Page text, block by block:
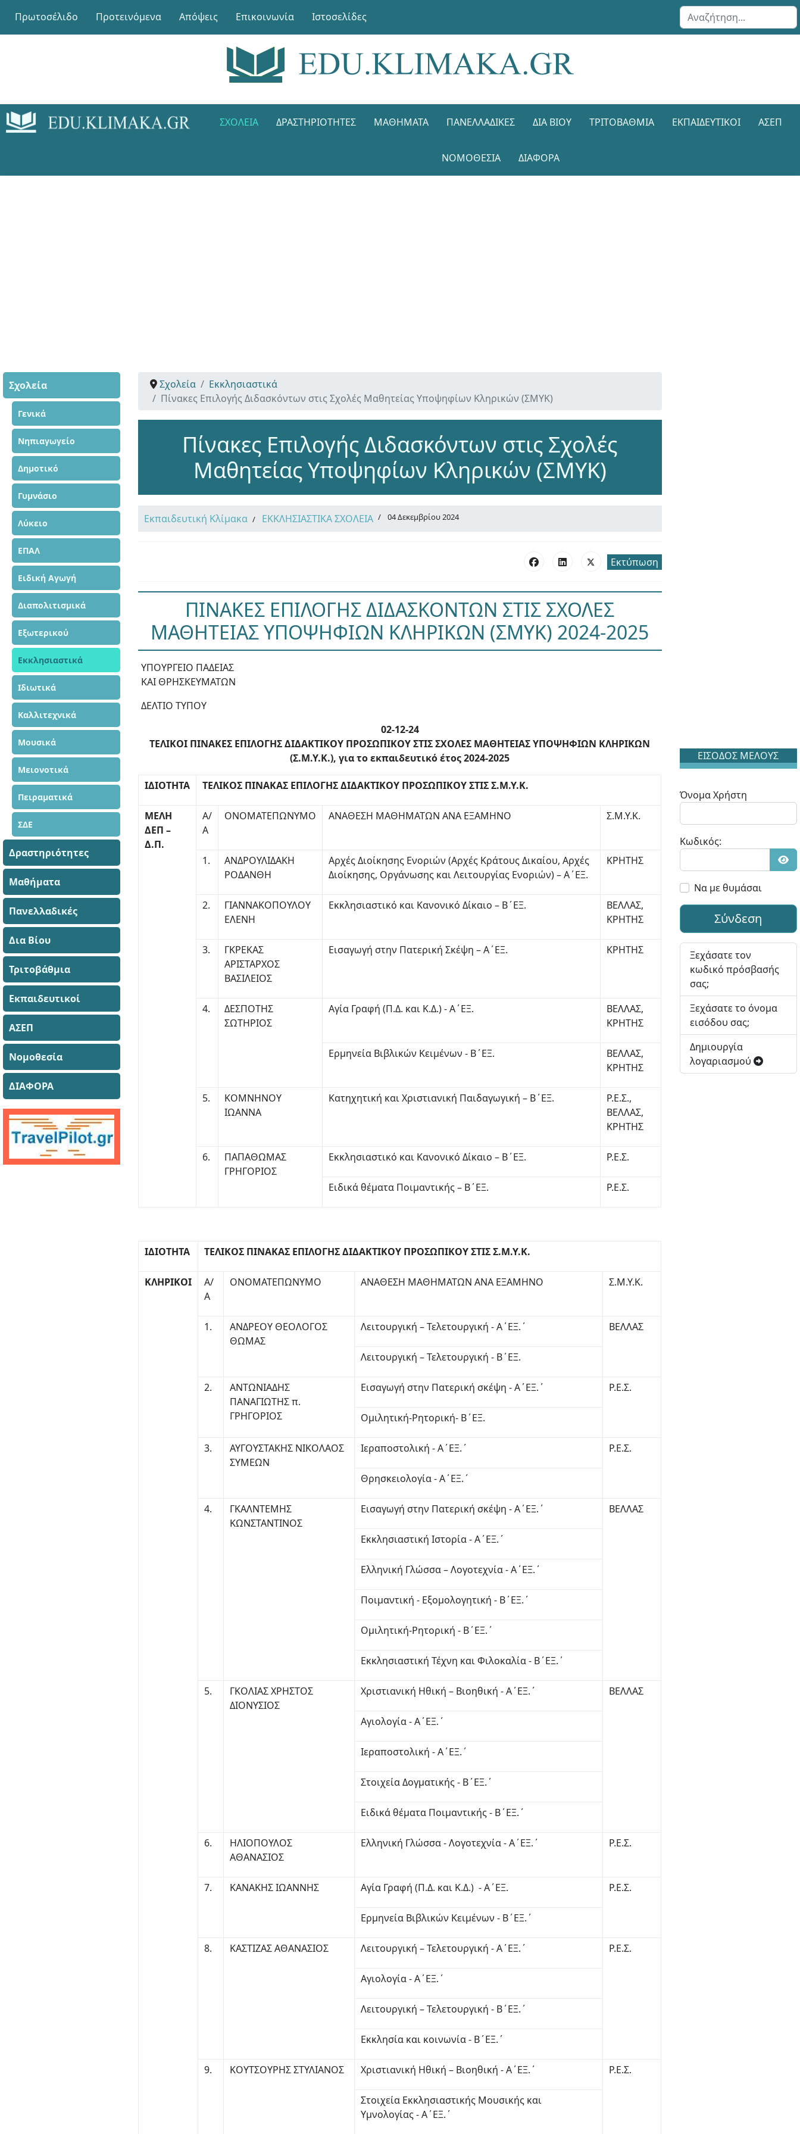
Πρωτοσέλιδο Προτεινόμενα Απόψεις Επικοινωνία Ιστοσελίδες Αναζήτηση...
ΣΧΟΛΕΊΑ ΔΡΑΣΤΗΡΙΌΤΗΤΕΣ ΜΑΘΉΜΑΤΑ ΠΑΝΕΛΛΑΔΙΚΈΣ ΔΙΑ ΒΊΟΥ ΤΡΙΤΟΒΆΘΜΙΑ ΕΚΠΑΙΔΕΥΤΙΚΟΊ ΑΣΕΠ
ΝΟΜΟΘΕΣΊΑ ΔΙΑΦΟΡΑ
Σχολεία
Γενικά
Νηπιαγωγείο
Δημοτικό
Γυμνάσιο
Λύκειο
ΕΠΑΛ
Ειδική Αγωγή
Διαπολιτισμικά
Εξωτερικού
Εκκλησιαστικά
Ιδιωτικά
Καλλιτεχνικά
Μουσικά
Μειονοτικά
Πειραματικά
ΣΔΕ
Δραστηριότητες
Μαθήματα
Πανελλαδικές
Δια Βίου
Τριτοβάθμια
Εκπαιδευτικοί
ΑΣΕΠ
Νομοθεσία
ΔΙΑΦΟΡΑ
Σχολεία
Εκκλησιαστικά
Πίνακες Επιλογής Διδασκόντων στις Σχολές Μαθητείας Υποψηφίων Κληρικών (ΣΜΥΚ)
Πίνακες Επιλογής Διδασκόντων στις Σχολές
Μαθητείας Υποψηφίων Κληρικών (ΣΜΥΚ)
Εκπαιδευτική Κλίμακα ΕΚΚΛΗΣΙΑΣΤΙΚΑ ΣΧΟΛΕΙΑ 04 Δεκεμβρίου 2024
Εκτύπωση
ΠΙΝΑΚΕΣ ΕΠΙΛΟΓΗΣ ΔΙΔΑΣΚΟΝΤΩΝ ΣΤΙΣ ΣΧΟΛΕΣ
ΜΑΘΗΤΕΙΑΣ ΥΠΟΨΗΦΙΩΝ ΚΛΗΡΙΚΩΝ (ΣΜΥΚ) 2024-2025
ΥΠΟΥΡΓΕΙΟ ΠΑΔΕΙΑΣ
ΚΑΙ ΘΡΗΣΚΕΥΜΑΤΩΝ
ΔΕΛΤΙΟ ΤΥΠΟΥ
02-12-24
ΤΕΛΙΚΟΙ ΠΙΝΑΚΕΣ ΕΠΙΛΟΓΗΣ ΔΙΔΑΚΤΙΚΟΥ ΠΡΟΣΩΠΙΚΟΥ ΣΤΙΣ ΣΧΟΛΕΣ ΜΑΘΗΤΕΙΑΣ ΥΠΟΨΗΦΙΩΝ ΚΛΗΡΙΚΩΝ
(Σ.Μ.Υ.Κ.), για το εκπαιδευτικό έτος 2024-2025
ΙΔΙΟΤΗΤΑ ΤΕΛΙΚΟΣ ΠΙΝΑΚΑΣ ΕΠΙΛΟΓΗΣ ΔΙΔΑΚΤΙΚΟΥ ΠΡΟΣΩΠΙΚΟΥ ΣΤΙΣ Σ.Μ.Υ.Κ.
ΜΕΛΗ
ΔΕΠ –
Δ.Π.
Α/
Α
ΟΝΟΜΑΤΕΠΩΝΥΜΟ ΑΝΑΘΕΣΗ ΜΑΘΗΜΑΤΩΝ ΑΝΑ ΕΞΑΜΗΝΟ Σ.Μ.Υ.Κ.
1.
ΑΝΔΡΟΥΛΙΔΑΚΗ
ΡΟΔΑΝΘΗ
Αρχές Διοίκησης Ενοριών (Αρχές Κράτους Δικαίου, Αρχές
Διοίκησης, Οργάνωσης και Λειτουργίας Ενοριών) – Α΄ΕΞ.
ΚΡΗΤΗΣ
2.
ΓΙΑΝΝΑΚΟΠΟΥΛΟΥ
ΕΛΕΝΗ
Εκκλησιαστικό και Κανονικό Δίκαιο – Β΄ΕΞ.
ΒΕΛΛΑΣ,
ΚΡΗΤΗΣ
3.
ΓΚΡΕΚΑΣ
ΑΡΙΣΤΑΡΧΟΣ
ΒΑΣΙΛΕΙΟΣ
Εισαγωγή στην Πατερική Σκέψη – Α΄ΕΞ. ΚΡΗΤΗΣ
4.
ΔΕΣΠΟΤΗΣ
ΣΩΤΗΡΙΟΣ
Αγία Γραφή (Π.Δ. και Κ.Δ.) - Α΄ΕΞ.
ΒΕΛΛΑΣ,
ΚΡΗΤΗΣ
Ερμηνεία Βιβλικών Κειμένων - Β΄ΕΞ.
ΒΕΛΛΑΣ,
ΚΡΗΤΗΣ
5.
ΚΟΜΝΗΝΟΥ
ΙΩΑΝΝΑ
Κατηχητική και Χριστιανική Παιδαγωγική – Β΄ΕΞ.
Ρ.Ε.Σ.,
ΒΕΛΛΑΣ,
ΚΡΗΤΗΣ
6.
ΠΑΠΑΘΩΜΑΣ
ΓΡΗΓΟΡΙΟΣ
Εκκλησιαστικό και Κανονικό Δίκαιο – Β΄ΕΞ. Ρ.Ε.Σ.
Ειδικά θέματα Ποιμαντικής – Β΄ΕΞ. Ρ.Ε.Σ.
ΙΔΙΟΤΗΤΑ ΤΕΛΙΚΟΣ ΠΙΝΑΚΑΣ ΕΠΙΛΟΓΗΣ ΔΙΔΑΚΤΙΚΟΥ ΠΡΟΣΩΠΙΚΟΥ ΣΤΙΣ Σ.Μ.Υ.Κ.
ΚΛΗΡΙΚΟΙ
Α/
Α
ΟΝΟΜΑΤΕΠΩΝΥΜΟ ΑΝΑΘΕΣΗ ΜΑΘΗΜΑΤΩΝ ΑΝΑ ΕΞΑΜΗΝΟ Σ.Μ.Υ.Κ.
1.
ΑΝΔΡΕΟΥ ΘΕΟΛΟΓΟΣ
ΘΩΜΑΣ
Λειτουργική – Τελετουργική - Α΄ΕΞ.΄ ΒΕΛΛΑΣ
Λειτουργική – Τελετουργική - Β΄ΕΞ.
2.
ΑΝΤΩΝΙΑΔΗΣ
ΠΑΝΑΓΙΩΤΗΣ π.
ΓΡΗΓΟΡΙΟΣ
Εισαγωγή στην Πατερική σκέψη - Α΄ΕΞ.΄ Ρ.Ε.Σ.
Ομιλητική-Ρητορική- Β΄ΕΞ.
3.
ΑΥΓΟΥΣΤΑΚΗΣ ΝΙΚΟΛΑΟΣ
ΣΥΜΕΩΝ
Ιεραποστολική - Α΄ΕΞ.΄ Ρ.Ε.Σ.
Θρησκειολογία - Α΄ΕΞ.΄
4.
ΓΚΑΛΝΤΕΜΗΣ
ΚΩΝΣΤΑΝΤΙΝΟΣ
Εισαγωγή στην Πατερική σκέψη - Α΄ΕΞ.΄ ΒΕΛΛΑΣ
Εκκλησιαστική Ιστορία - Α΄ΕΞ.΄
Ελληνική Γλώσσα – Λογοτεχνία - Α΄ΕΞ.΄
Ποιμαντική - Εξομολογητική - Β΄ΕΞ.΄
Ομιλητική-Ρητορική - Β΄ΕΞ.΄
Εκκλησιαστική Τέχνη και Φιλοκαλία - Β΄ΕΞ.΄
5.
ΓΚΟΛΙΑΣ ΧΡΗΣΤΟΣ
ΔΙΟΝΥΣΙΟΣ
Χριστιανική Ηθική – Βιοηθική - Α΄ΕΞ.΄ ΒΕΛΛΑΣ
Αγιολογία - Α΄ΕΞ.΄
Ιεραποστολική - Α΄ΕΞ.΄
Στοιχεία Δογματικής - Β΄ΕΞ.΄
Ειδικά θέματα Ποιμαντικής - Β΄ΕΞ.΄
6.
ΗΛΙΟΠΟΥΛΟΣ
ΑΘΑΝΑΣΙΟΣ
Ελληνική Γλώσσα - Λογοτεχνία - Α΄ΕΞ.΄ Ρ.Ε.Σ.
7. ΚΑΝΑΚΗΣ ΙΩΑΝΝΗΣ Αγία Γραφή (Π.Δ. και Κ.Δ.) - Α΄ΕΞ. Ρ.Ε.Σ.
Ερμηνεία Βιβλικών Κειμένων - Β΄ΕΞ.΄
8. ΚΑΣΤΙΖΑΣ ΑΘΑΝΑΣΙΟΣ Λειτουργική – Τελετουργική - Α΄ΕΞ.΄ Ρ.Ε.Σ.
Αγιολογία - Α΄ΕΞ.΄
Λειτουργική – Τελετουργική - Β΄ΕΞ.΄
Εκκλησία και κοινωνία - Β΄ΕΞ.΄
9. ΚΟΥΤΣΟΥΡΗΣ ΣΤΥΛΙΑΝΟΣ Χριστιανική Ηθική – Βιοηθική - Α΄ΕΞ.΄ Ρ.Ε.Σ.
Στοιχεία Εκκλησιαστικής Μουσικής και
Υμνολογίας - Α΄ΕΞ.΄
ΕΙΣΟΔΟΣ ΜΕΛΟΥΣ
Όνομα Χρήστη
Κωδικός:
Να με θυμάσαι
Σύνδεση
Ξεχάσατε τον
κωδικό πρόσβασής
σας;
Ξεχάσατε το όνομα
εισόδου σας;
Δημιουργία
λογαριασμού